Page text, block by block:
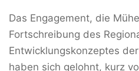
Das Engagement, die
Fortschreibung des
Entwicklungskonzeptes
haben sich gelohnt, kurz